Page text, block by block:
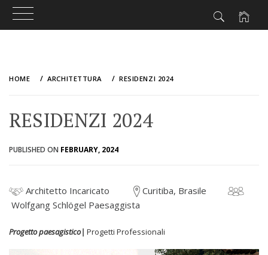
HOME ARCHITETTURA RESIDENZI 2024
RESIDENZI 2024
PUBLISHED ON FEBRUARY, 2024
Architetto Incaricato
Curitiba, Brasile
Wolfgang Schlögel Paesaggista
Progetto paesagistico| Progetti Professionali